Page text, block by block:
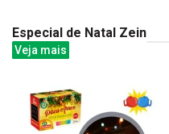
Especial de Natal Zein
Veja mais